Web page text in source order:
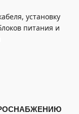
установку
питания и